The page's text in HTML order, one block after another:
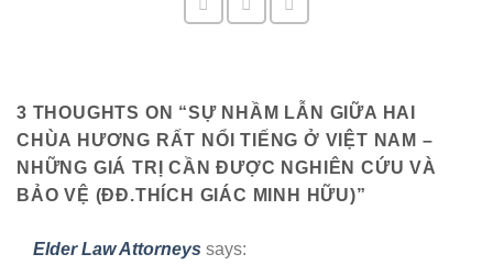
3 THOUGHTS ON “SỰ NHẦM LẪN GIỮA HAI
CHÙA HƯƠNG RẤT NỔI TIẾNG Ở VIỆT NAM –
NHỮNG GIÁ TRỊ CẦN ĐƯỢC NGHIÊN CỨU VÀ
BẢO VỆ (ÐÐ.THÍCH GIÁC MINH HỮU)”
Elder Law Attorneys says: